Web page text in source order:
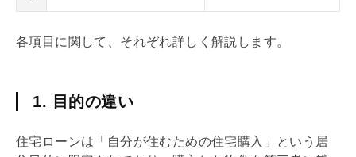
各項目に関して、それぞれ詳しく解説します。
1. 目的の違い
住宅ローンは「自分が住むための住宅購入」という居